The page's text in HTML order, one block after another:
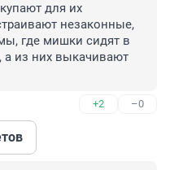
для их
незаконные,
где мишки сидят в
а из них выкачивают
+2 –0